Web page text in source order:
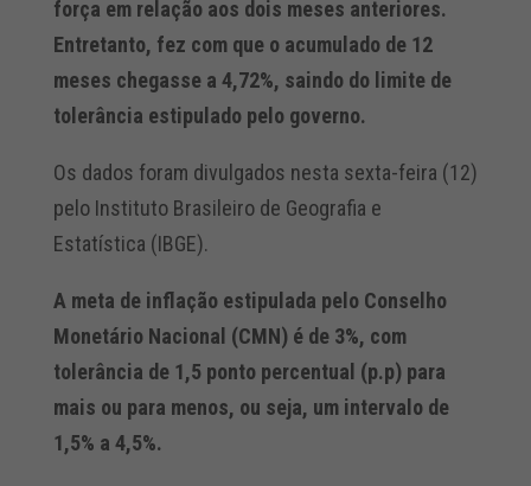
força em relação aos dois meses anteriores.
Entretanto, fez com que o acumulado de 12
meses chegasse a 4,72%, saindo do limite de
tolerância estipulado pelo governo.
Os dados foram divulgados nesta sexta-feira (12)
pelo Instituto Brasileiro de Geografia e
Estatística (IBGE).
A meta de inflação estipulada pelo Conselho
Monetário Nacional (CMN) é de 3%, com
tolerância de 1,5 ponto percentual (p.p) para
mais ou para menos, ou seja, um intervalo de
1,5% a 4,5%.